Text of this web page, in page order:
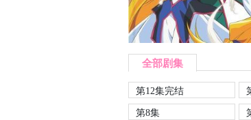
全部剧集
第12集完结
第8集